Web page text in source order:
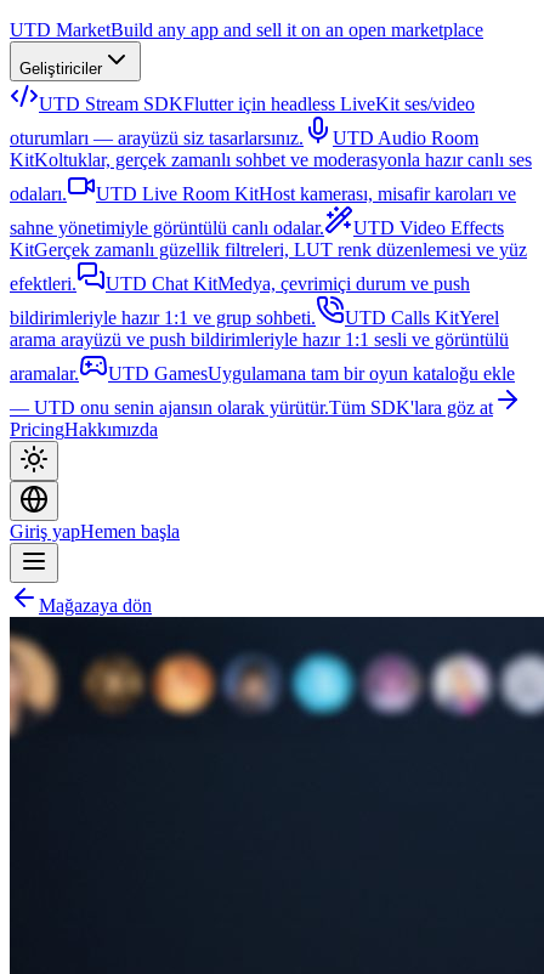
UTD MarketBuild any app and sell it on an open marketplace
Geliştiriciler
UTD Stream SDKFlutter için headless LiveKit ses/video
oturumları — arayüzü siz tasarlarsınız.
UTD Audio Room
KitKoltuklar, gerçek zamanlı sohbet ve moderasyonla hazır canlı ses
odaları.
UTD Live Room KitHost kamerası, misafir karoları ve
sahne yönetimiyle görüntülü canlı odalar.
UTD Video Effects
KitGerçek zamanlı güzellik filtreleri, LUT renk düzenlemesi ve yüz
efektleri.
UTD Chat KitMedya, çevrimiçi durum ve push
bildirimleriyle hazır 1:1 ve grup sohbeti.
UTD Calls KitYerel
arama arayüzü ve push bildirimleriyle hazır 1:1 sesli ve görüntülü
aramalar.
UTD GamesUygulamana tam bir oyun kataloğu ekle
— UTD onu senin ajansın olarak yürütür.Tüm SDK'lara göz at
PricingHakkımızda
Giriş yapHemen başla
Mağazaya dön